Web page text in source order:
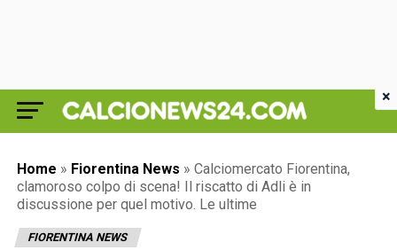
Home » Fiorentina News » Calciomercato Fiorentina,
clamoroso colpo di scena! Il riscatto di Adli è in
discussione per quel motivo. Le ultime
FIORENTINA NEWS
×